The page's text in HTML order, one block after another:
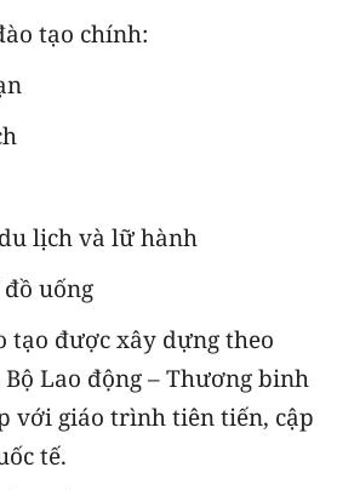
tạo chính:
lịch và lữ hành
uống
tạo được xây dựng theo
Lao động – Thương binh
với giáo trình tiên tiến, cập
tế.